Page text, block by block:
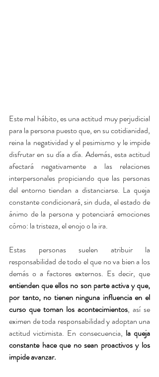
Este mal hábito, es una actitud muy perjudicial
para la persona puesto que, en su cotidianidad,
reina la negatividad y el pesimismo y le impide
disfrutar en su día a día. Además, esta actitud
afectará negativamente a las relaciones
interpersonales propiciando que las personas
del entorno tiendan a distanciarse. La queja
constante condicionará, sin duda, el estado de
ánimo de la persona y potenciará emociones
cómo: la tristeza, el enojo o la ira.
Estas personas suelen atribuir la
responsabilidad de todo el que no va bien a los
entienden que ellos no son parte activa y que,
por tanto, no tienen ninguna influencia en el
curso que toman los acontecimientos, así se
eximen de toda responsabilidad y adoptan una
actitud victimista. En consecuencia, la queja
constante hace que no sean proactivos y los
impide avanzar.